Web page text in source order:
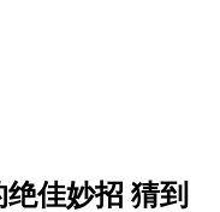
佳妙招 猜到